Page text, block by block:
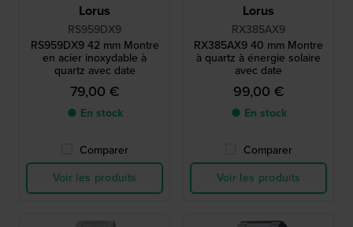
Lorus
RS959DX9
RS959DX9 42 mm Montre
en acier inoxydable à
quartz avec date
79,00 €
● En stock
Comparer
Voir les produits
Lorus
RX385AX9
RX385AX9 40 mm Montre
à quartz à énergie solaire
avec date
99,00 €
● En stock
Comparer
Voir les produits